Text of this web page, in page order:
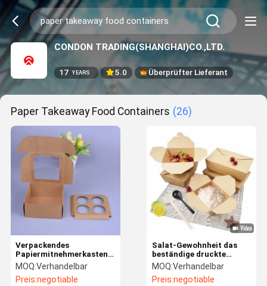
CONDON TRADING(SHANGHAI)CO.,LTD.
17 YEARS 5.0 Überprüfter Lieferant
Paper Takeaway Food Containers (26)
Verpackendes
Papiermitnehmerkasten-
kundenspezifisches
Logo-PET-überzogenes
Innenfett beständig
MOQ:Verhandelbar
Preis:negotiable
Salat-Gewohnheit das
beständige druckte
Donut-Kasten-
Nahrungsmittelgrad-
Papier-Leck-Fett
MOQ:Verhandelbar
Preis:negotiable